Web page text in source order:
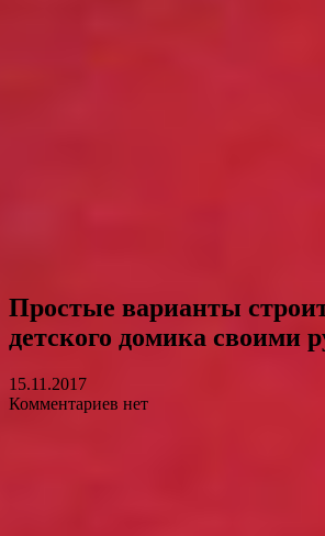
Простые варианты
детского домика своими
15.11.2017
Комментариев нет